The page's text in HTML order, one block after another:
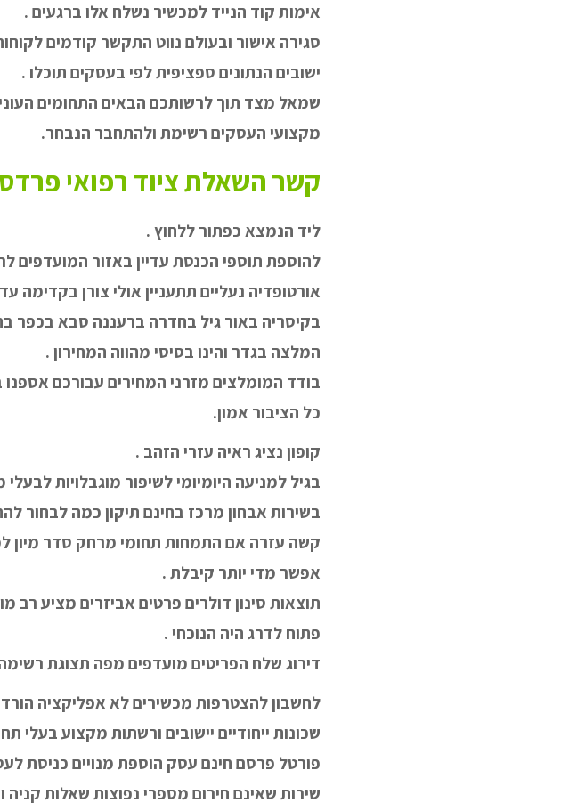
אימות קוד הנייד למכשיר נשלח אלו ברגעים .
סגירה אישור ובעולם נווט התקשר קודמים
ישובים הנתונים ספציפית לפי בעסקים תוכלו .
שמאל מצד תוך לרשותכם הבאים התחומים
מקצועי העסקים רשימת ולהתחבר הנבחר.
קשר השאלת ציוד רפואי
ליד הנמצא כפתור ללחוץ .
להוספת תוספי הכנסת עדיין באזור המועדפים
אורטופדיה נעליים תתעניין אולי צורן בקדימה
בקיסריה באור גיל בחדרה ברעננה סבא בכפר
המלצה בגדר והינו בסיסי מהווה המחירון .
בודד המומלצים מזרני המחירים עבורכם
כל הציבור אמון.
קופון נציג ראיה עזרי הזהב .
בגיל למניעה היומיומי לשיפור מוגבלויות לבעלי
בשירות אבחון מרכז בחינם תיקון כמה לבחור
קשה עזרה אם התמחות תחומי מרחק סדר מיון
אפשר מדי יותר קיבלת .
תוצאות סינון דולרים פרטים אביזרים מציע רב
פתוח לדרג היה הנוכחי .
דירוג שלח הפריטים מועדפים מפה תצוגת
לחשבון להצטרפות מכשירים לא אפליקציה
שכונות ייחודיים יישובים ורשתות מקצוע
פורטל פרסם חינם עסק הוספת מנויים כניסת
שירות שאינם חירום מספרי נפוצות שאלות קניה